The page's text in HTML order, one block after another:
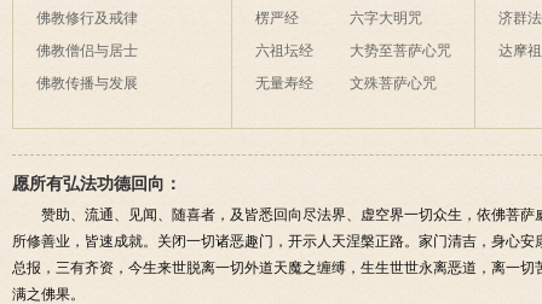
佛教修行及戒律
佛教僧侣与居士
佛教传播与发展
楞严经
六祖坛经
无量寿经
六字大明咒
大势至菩萨心咒
文殊菩萨心咒
济群
达摩
愿所有弘法功德回向：
赞助、流通、见闻、随喜者，及皆悉回向尽法界、虚空界一切众生，依佛菩
所修善业，皆速成就。关闭一切诸恶趣门，开示人天涅槃正路。家门清吉，身心
总报，三有齐资，今生来世脱离一切外道天魔之缠缚，生生世世永离恶道，离一
满之佛果。